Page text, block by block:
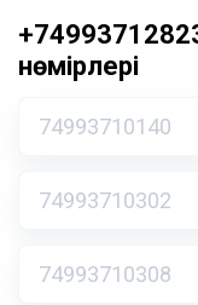
нөмірлері
74993710140
74993710302
74993710308